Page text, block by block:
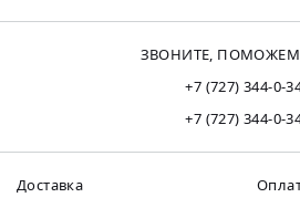
ЗВОНИТЕ,
+7 (727) 344-0-
+7 (727) 344-0-
Доставка